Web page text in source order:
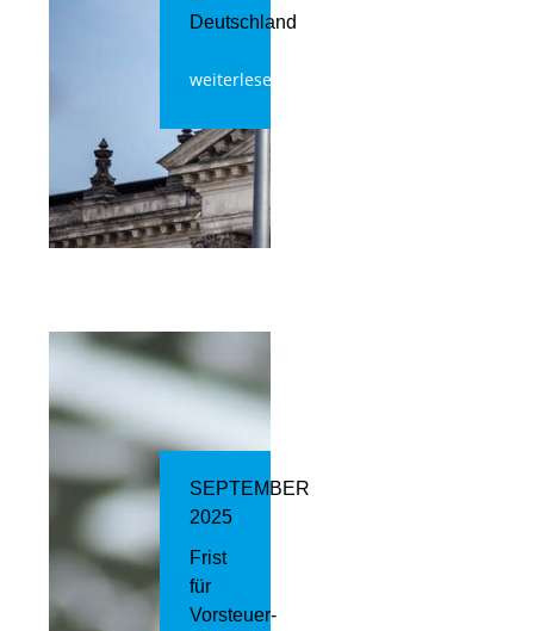
Deutschland
weiterlesen
SEPTEMBER
2025
Frist
für
Vorsteuer­